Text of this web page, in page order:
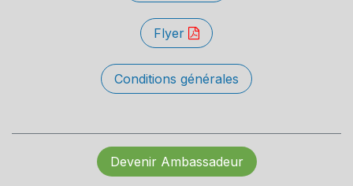
Flyer
Conditions générales
Devenir Ambassadeur